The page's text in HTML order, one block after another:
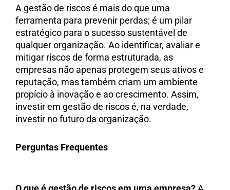
A gestão de riscos é mais do que uma
ferramenta para prevenir perdas; é um pilar
estratégico para o sucesso sustentável de
qualquer organização. Ao identificar, avaliar e
mitigar riscos de forma estruturada, as
empresas não apenas protegem seus ativos e
reputação, mas também criam um ambiente
propício à inovação e ao crescimento. Assim,
investir em gestão de riscos é, na verdade,
investir no futuro da organização.
Perguntas Frequentes